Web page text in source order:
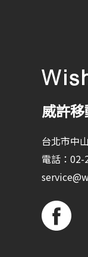
威許
台北市中
電話：